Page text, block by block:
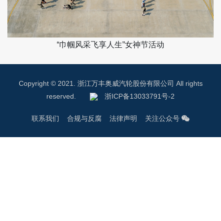
“巾帼风采飞享人生”女神节活动
Copyright © 2021. 浙江万丰奥威汽轮股份有限公司 All rights
reserved.
浙ICP备13033791号-2
联系我们 合规与反腐 法律声明 关注公众号